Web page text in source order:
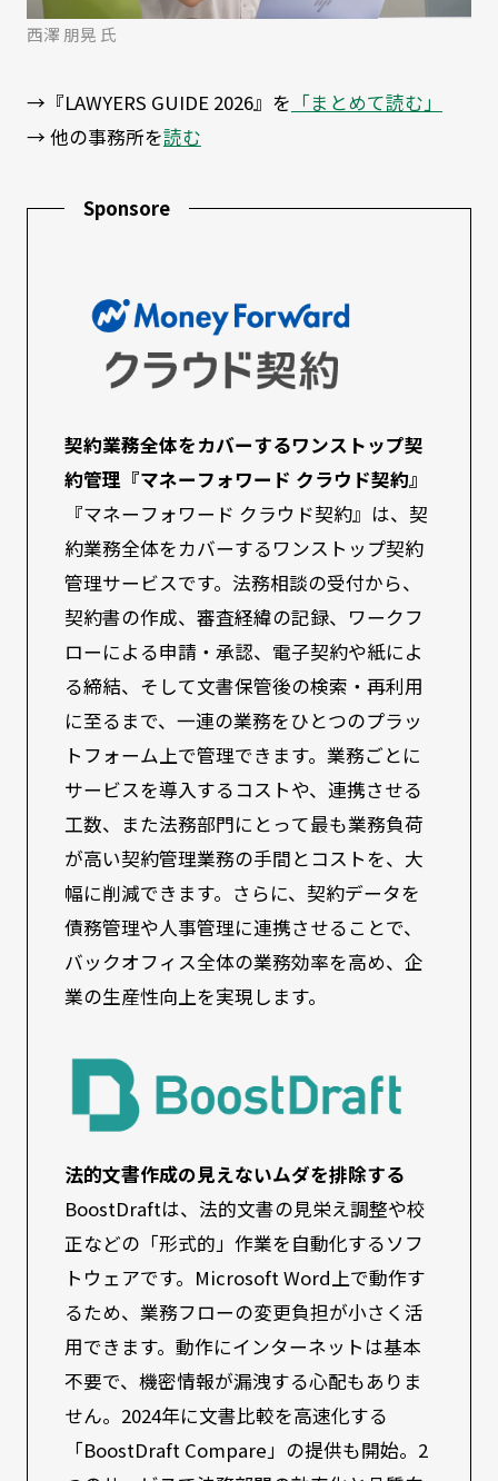
西澤 朋晃 氏
→『LAWYERS GUIDE 2026』を 「まとめて読む」
→ 他の事務所を読む
Sponsore
契約業務全体をカバーするワンストップ契
約管理『マネーフォワード クラウド契約』
『マネーフォワード クラウド契約』は、契
約業務全体をカバーするワンストップ契約
管理サービスです。法務相談の受付から、
契約書の作成、審査経緯の記録、ワークフ
ローによる申請・承認、電子契約や紙によ
る締結、そして文書保管後の検索・再利用
に至るまで、一連の業務をひとつのプラッ
トフォーム上で管理できます。業務ごとに
サービスを導入するコストや、連携させる
工数、また法務部門にとって最も業務負荷
が高い契約管理業務の手間とコストを、大
幅に削減できます。さらに、契約データを
債務管理や人事管理に連携させることで、
バックオフィス全体の業務効率を高め、企
業の生産性向上を実現します。
法的文書作成の見えないムダを排除する
BoostDraftは、法的文書の見栄え調整や校
正などの「形式的」作業を自動化するソフ
トウェアです。Microsoft Word上で動作す
るため、業務フローの変更負担が小さく活
用できます。動作にインターネットは基本
不要で、機密情報が漏洩する心配もありま
せん。2024年に文書比較を高速化する
「BoostDraft Compare」の提供も開始。2